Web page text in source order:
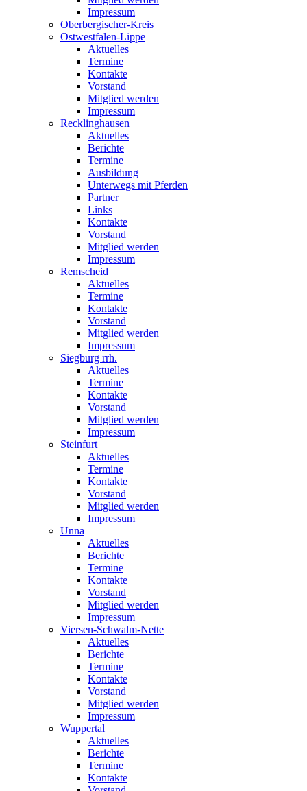
Impressum
Oberbergischer-Kreis
Ostwestfalen-Lippe
Aktuelles
Termine
Kontakte
Vorstand
Mitglied werden
Impressum
Recklinghausen
Aktuelles
Berichte
Termine
Ausbildung
Unterwegs mit Pferden
Partner
Links
Kontakte
Vorstand
Mitglied werden
Impressum
Remscheid
Aktuelles
Termine
Kontakte
Vorstand
Mitglied werden
Impressum
Siegburg rrh.
Aktuelles
Termine
Kontakte
Vorstand
Mitglied werden
Impressum
Steinfurt
Aktuelles
Termine
Kontakte
Vorstand
Mitglied werden
Impressum
Unna
Aktuelles
Berichte
Termine
Kontakte
Vorstand
Mitglied werden
Impressum
Viersen-Schwalm-Nette
Aktuelles
Berichte
Termine
Kontakte
Vorstand
Mitglied werden
Impressum
Wuppertal
Aktuelles
Berichte
Termine
Kontakte